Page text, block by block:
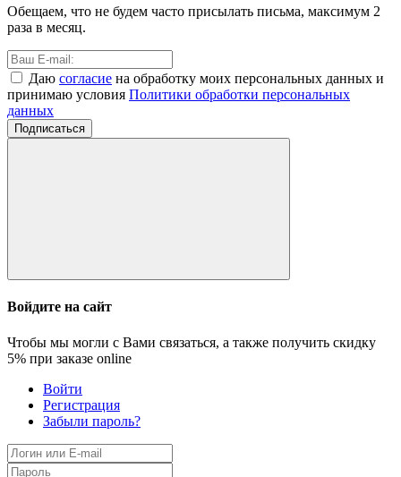
Обещаем, что не будем часто присылать письма, максимум 2
раза в месяц.
Даю согласие на обработку моих персональных данных и
принимаю условия Политики обработки персональных
данных
Подписаться
Войдите на сайт
Чтобы мы могли с Вами связаться, а также получить скидку
5% при заказе online
Войти
Регистрация
Забыли пароль?